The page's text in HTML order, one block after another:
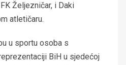
Željezničar, i Daki
atletičaru.
u sportu osoba s
BiH u sjedećoj